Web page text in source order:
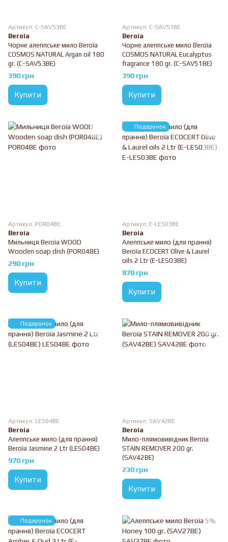
Артикул: C-SAV53BE
Beroia
Чорне алеппське мило Beroïa
COSMOS NATURAL Argan oil 180
gr. (C-SAV53BE)
390 грн
Купити
Артикул: C-SAV51BE
Beroia
Чорне алеппське мило Beroïa
COSMOS NATURAL Eucalyptus
fragrance 180 gr. (C-SAV51BE)
390 грн
Купити
Артикул: POR04BE
Beroia
Мильниця Beroïa WOOD
Wooden soap dish (POR04BE)
290 грн
Купити
Подарунок
Артикул: E-LES03BE
Beroia
Алеппське мило (для прання)
Beroïa ECOCERT Olive & Laurel
oils 2 Ltr (E-LES03BE)
870 грн
Купити
Подарунок
Артикул: LES04BE
Beroia
Алеппське мило (для прання)
Beroïa Jasmine 2 Ltr (LES04BE)
970 грн
Купити
Артикул: SAV42BE
Beroia
Мило-плямовивідник Beroïa
STAIN REMOVER 200 gr.
(SAV42BE)
230 грн
Купити
Подарунок